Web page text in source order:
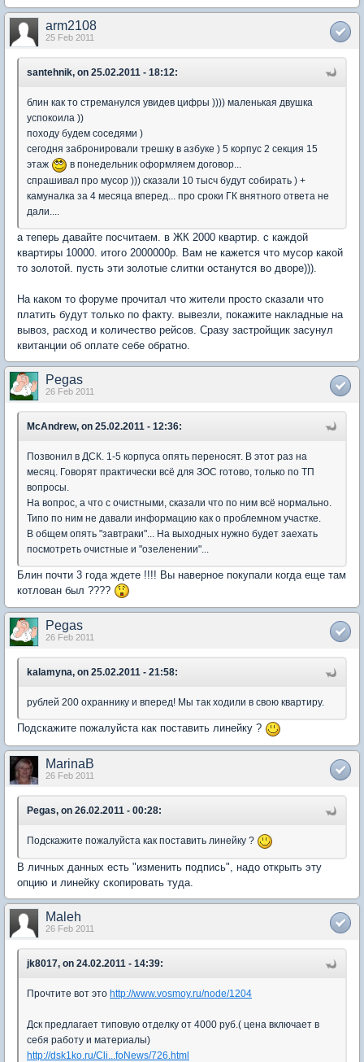
arm2108
25 Feb 2011
santehnik, on 25.02.2011 - 18:12:
блин как то стреманулся увидев цифры )))) маленькая двушка
успокоила ))
походу будем соседями )
сегодня забронировали трешку в азбуке ) 5 корпус 2 секция 15
этаж
в понедельник оформляем договор...
спрашивал про мусор ))) сказали 10 тысч будут собирать ) +
камуналка за 4 месяца вперед... про сроки ГК внятного ответа не
дали....
а теперь давайте посчитаем. в ЖК 2000 квартир. с каждой
квартиры 10000. итого 2000000р. Вам не кажется что мусор какой
то золотой. пусть эти золотые слитки останутся во дворе))).
На каком то форуме прочитал что жители просто сказали что
платить будут только по факту. вывезли, покажите накладные на
вывоз, расход и количество рейсов. Сразу застройщик засунул
квитанции об оплате себе обратно.
Pegas
26 Feb 2011
McAndrew, on 25.02.2011 - 12:36:
Позвонил в ДСК. 1-5 корпуса опять переносят. В этот раз на
месяц. Говорят практически всё для ЗОС готово, только по ТП
вопросы.
На вопрос, а что с очистными, сказали что по ним всё нормально.
Типо по ним не давали информацию как о проблемном участке.
В общем опять "завтраки"... На выходных нужно будет заехать
посмотреть очистные и "озеленении"...
Блин почти 3 года ждете !!!! Вы наверное покупали когда еще там
котлован был ????
Pegas
26 Feb 2011
kalamyna, on 25.02.2011 - 21:58:
рублей 200 охраннику и вперед! Мы так ходили в свою квартиру.
Подскажите пожалуйста как поставить линейку ?
MarinaB
26 Feb 2011
Pegas, on 26.02.2011 - 00:28:
Подскажите пожалуйста как поставить линейку ?
В личных данных есть "изменить подпись", надо открыть эту
опцию и линейку скопировать туда.
Maleh
26 Feb 2011
jk8017, on 24.02.2011 - 14:39:
Прочтите вот это http://www.vosmoy.ru/node/1204
Дск предлагает типовую отделку от 4000 руб.( цена включает в
себя работу и материалы)
http://dsk1ko.ru/Cli...foNews/726.html